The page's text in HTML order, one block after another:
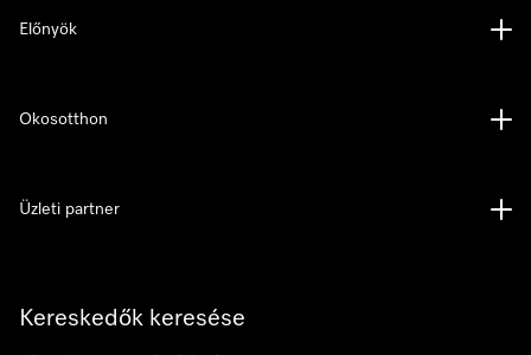
Kereskedők keresése
Előnyök
Okosotthon
Üzleti partner